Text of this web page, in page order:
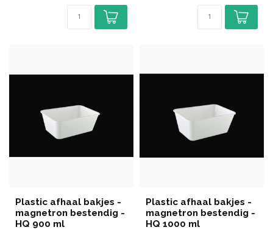
Plastic afhaal bakjes -
magnetron bestendig -
HQ 900 ml
Plastic afhaal bakjes -
magnetron bestendig -
HQ 1000 ml